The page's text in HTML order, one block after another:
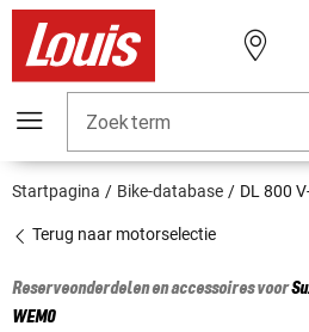
Zoekterm
Startpagina Bike-database DL 800
Terug naar motorselectie
Reserveonderdelen en accessoires voor
WEM0